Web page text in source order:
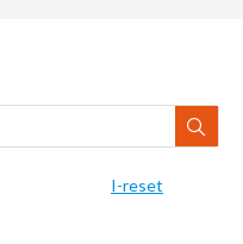
I-reset